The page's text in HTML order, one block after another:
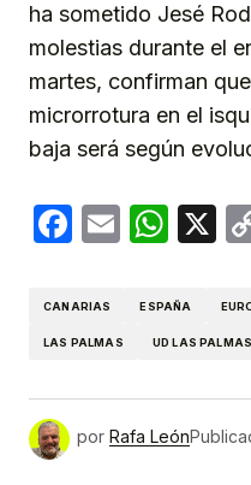
ha sometido Jesé
molestias durante el
martes, confirman
microrrotura en el
baja será según
Facebook
Email X
CANARIAS ESPAÑA
LAS PALMAS UD LAS PALMAS
por Rafa León